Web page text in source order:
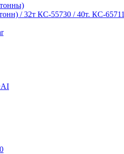
/ 32т КС-55730 / 40т. КС-65711